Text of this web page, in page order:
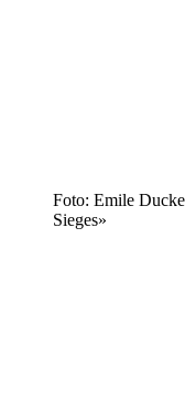
Foto: Emile
Sieges»